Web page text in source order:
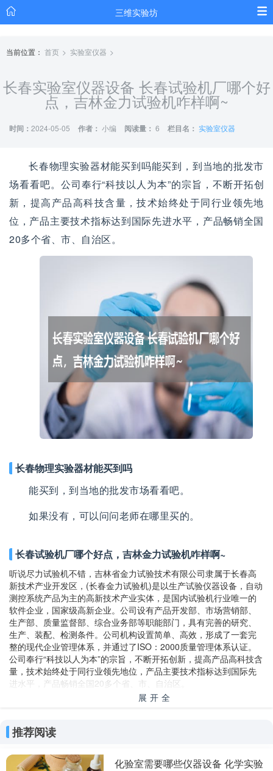
三维实验坊
当前位置： 首页 实验室仪器
长春实验室仪器设备 长春试验机厂哪个好
点，吉林金力试验机咋样啊~
时间： 2024-05-05 作者： 小编 阅读量： 6 栏目名： 实验室仪器
长春物理实验器材能买到吗能买到，到当地的批发市
场看看吧。公司奉行“科技以人为本”的宗旨，不断开拓创
新，提高产品高科技含量，技术始终处于同行业领先地
位，产品主要技术指标达到国际先进水平，产品畅销全国
20多个省、市、自治区。
长春物理实验器材能买到吗
能买到，到当地的批发市场看看吧。
如果没有，可以问问老师在哪里买的。
长春试验机厂哪个好点，吉林金力试验机咋样啊~
听说尽力试验机不错，吉林省金力试验技术有限公司隶属于长春高
新技术产业开发区，(长春金力试验机)是以生产试验仪器设备，自动
测控系统产品为主的高新技术产业实体，是国内试验机行业唯一的
软件企业，国家级高新企业。公司设有产品开发部、市场营销部、
生产部、质量监督部、综合业务部等职能部门，具有完善的研究、
生产、装配、检测条件。公司机构设置简单、高效，形成了一套完
整的现代企业管理体系，并通过了ISO：2000质量管理体系认证。
公司奉行“科技以人为本”的宗旨，不断开拓创新，提高产品高科技含
量，技术始终处于同行业领先地位，产品主要技术指标达到国际先
进水平，产品畅销全国20多个省、市、自治区。
展开全
推荐阅读
化验室需要哪些仪器设备 化学实验